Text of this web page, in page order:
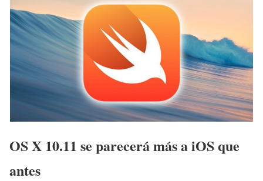
OS X 10.11 se parecerá más a iOS que
antes